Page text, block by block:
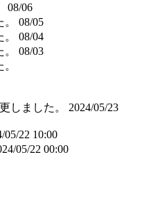
08/06
08/05
08/04
08/03
しました。
2024/05/23
05/22 10:00
05/22 00:00